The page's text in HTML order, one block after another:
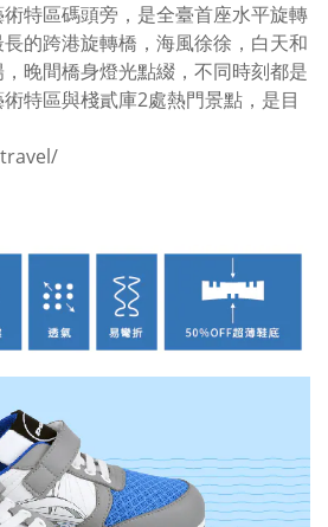
術特區碼頭旁，是全臺首座水平旋轉
的跨港旋轉橋 ， 海風徐徐，白天和
晚間橋身燈光點綴，不同時刻都是
特區與棧貳庫2處熱門景點，是目